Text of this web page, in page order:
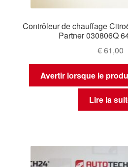
Contrôleur de chauffage
Partner 030806Q
€61,00
Avertir lorsque le
Lire la